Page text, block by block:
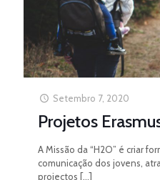
Setembro 7, 2020
Projetos
A Missão da “H2O” é criar
comunicação dos jovens,
projectos […]